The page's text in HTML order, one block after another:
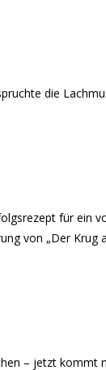
die
für ein
von „Der Krug
– jetzt kommt